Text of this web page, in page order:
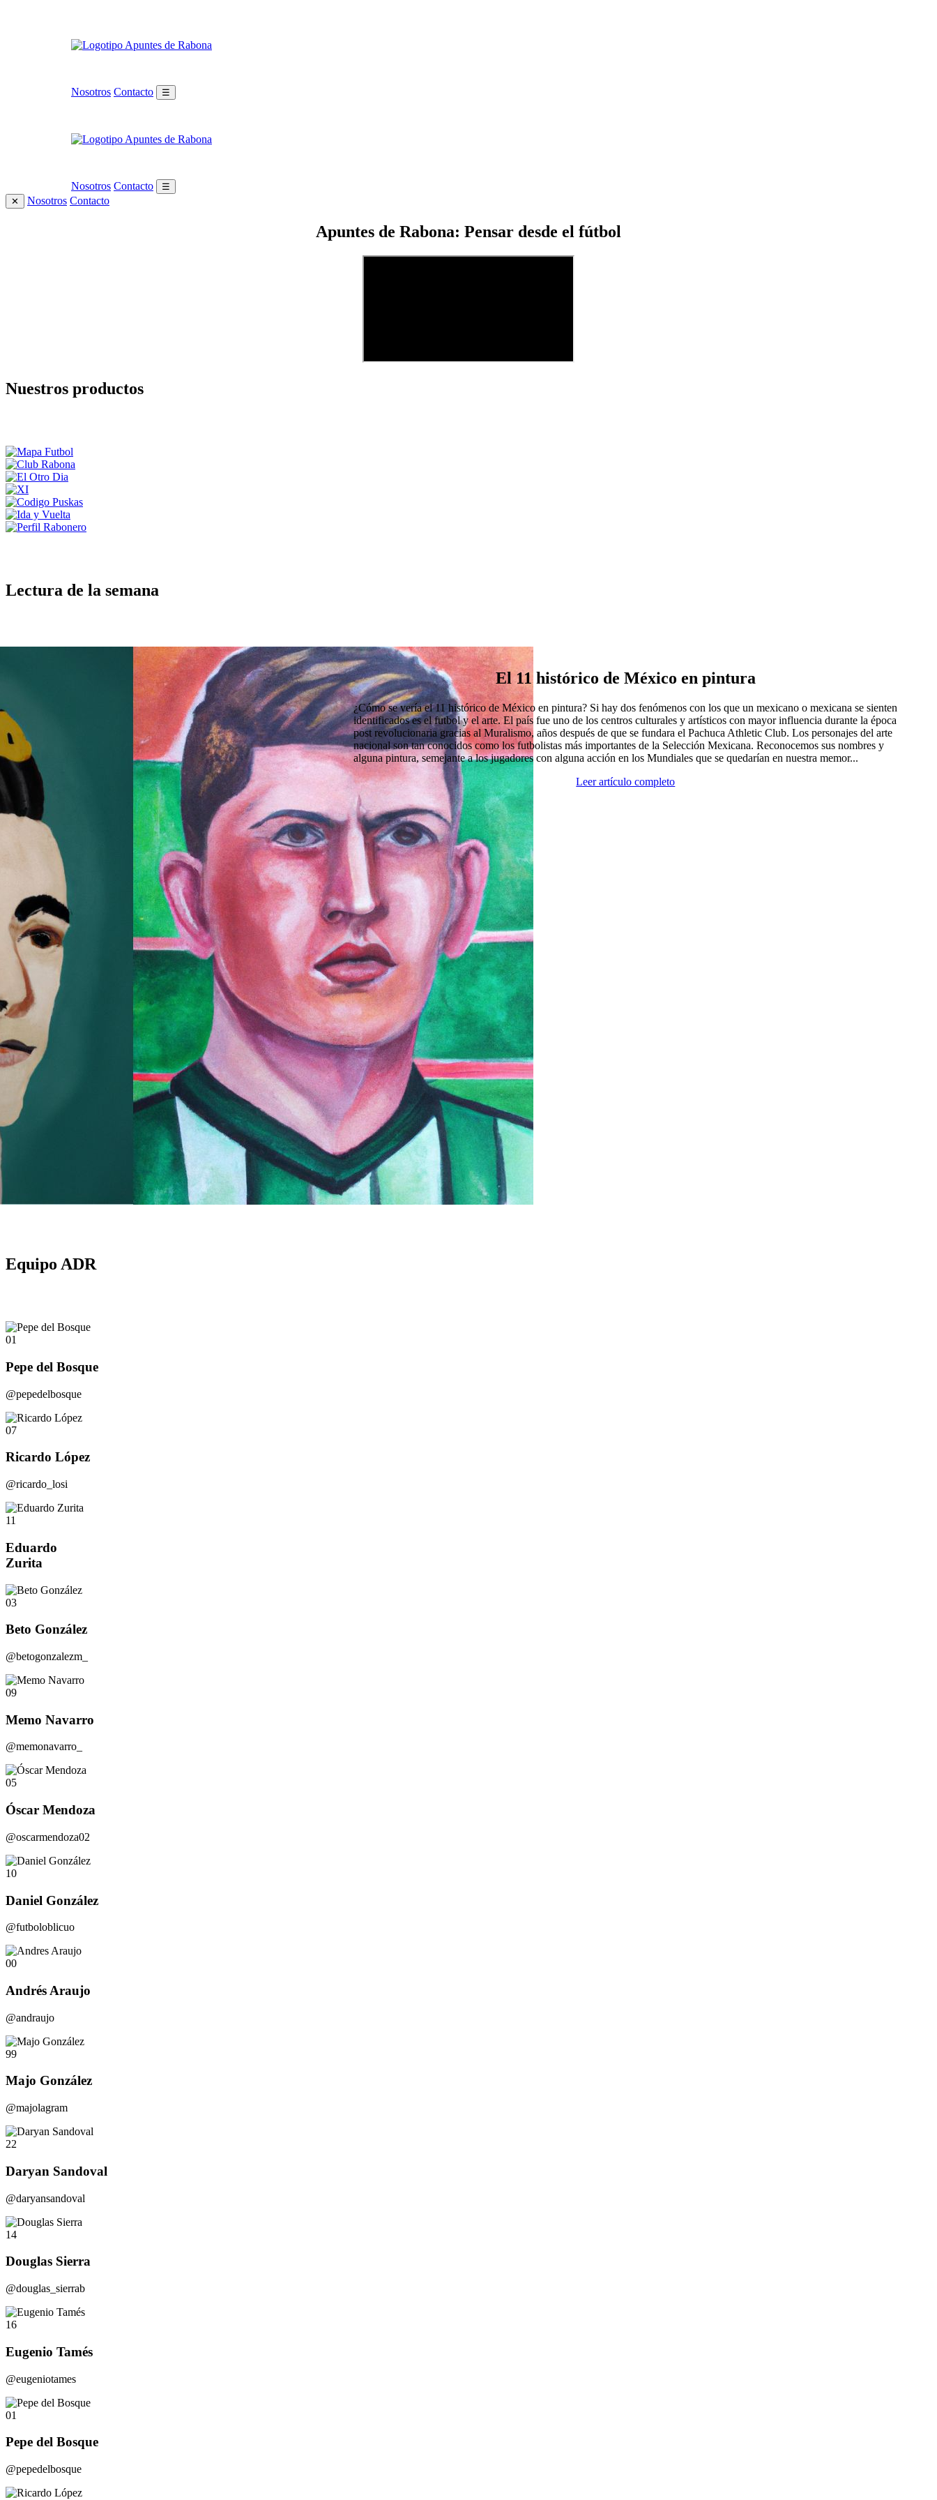
Nosotros Contacto ☰
Nosotros Contacto
☰
✕
Nosotros Contacto
Apuntes de Rabona: Pensar desde el fútbol
Nuestros productos
Lectura de la semana
El 11 histórico de México en pintura
¿Cómo se vería el 11 histórico de México en pintura? Si hay dos fenómenos con los que un mexicano o mexicana se sienten
identificados es el futbol y el arte. El país fue uno de los centros culturales y artísticos con mayor influencia durante la época
post revolucionaria gracias al Muralismo, años después de que se fundara el Pachuca Athletic Club. Los personajes del arte
nacional son tan conocidos como los futbolistas más importantes de la Selección Mexicana. Reconocemos sus nombres y
alguna pintura, semejante a los jugadores con alguna acción en los Mundiales que se quedarían en nuestra memor...
Leer artículo completo
Equipo ADR
01
Pepe del Bosque
@pepedelbosque
07
Ricardo López
@ricardo_losi
11
Eduardo
Zurita
03
Beto González
@betogonzalezm_
09
Memo Navarro
@memonavarro_
05
Óscar Mendoza
@oscarmendoza02
10
Daniel González
@futboloblicuo
00
Andrés Araujo
@andraujo
99
Majo González
@majolagram
22
Daryan Sandoval
@daryansandoval
14
Douglas Sierra
@douglas_sierrab
16
Eugenio Tamés
@eugeniotames
01
Pepe del Bosque
@pepedelbosque